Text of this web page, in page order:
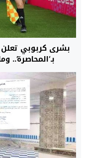
بشرى كربوبي